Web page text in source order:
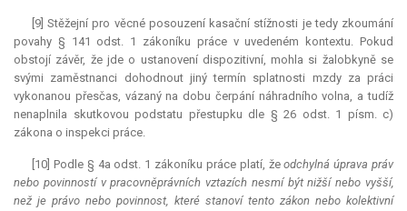
[9] Stěžejní pro věcné posouzení kasační stížnosti je tedy zkoumání
povahy § 141 odst. 1 zákoníku práce v uvedeném kontextu. Pokud
obstojí závěr, že jde o ustanovení dispozitivní, mohla si žalobkyně se
svými zaměstnanci dohodnout jiný termín splatnosti mzdy za práci
vykonanou přesčas, vázaný na dobu čerpání náhradního volna, a tudíž
nenaplnila skutkovou podstatu přestupku dle § 26 odst. 1 písm. c)
zákona o inspekci práce.
[10] Podle § 4a odst. 1 zákoníku práce platí, žeodchylná úprava práv
nebo povinností v pracovněprávních vztazích nesmí být nižší nebo vyšší,
než je právo nebo povinnost, které stanoví tento zákon nebo kolektivní